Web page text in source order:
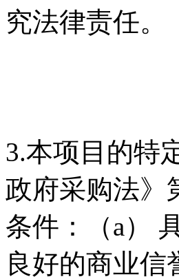
究法律责任。
3.本项目的特
政府采购法》
条件：（a）
良好的商业信